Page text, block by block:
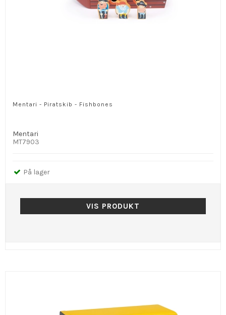
Mentari - Piratskib - Fishbones
Mentari
MT7903
På lager
VIS PRODUKT